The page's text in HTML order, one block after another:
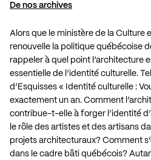
De nos archives
Alors que le ministère de la Culture
renouvelle la politique québécoise
rappeler à quel point l’architecture
essentielle de l’identité culturelle.
d’Esquisses « Identité culturelle :
exactement un an. Comment
contribue-t-elle à forger l’identité
le rôle des artistes et des artisans
projets architecturaux? Comment
dans le cadre bâti québécois?